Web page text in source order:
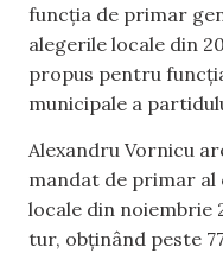
funcția de primar
alegerile locale din
propus pentru
municipale a
Alexandru Vornicu
mandat de primar al
locale din noiembrie
tur, obținând peste